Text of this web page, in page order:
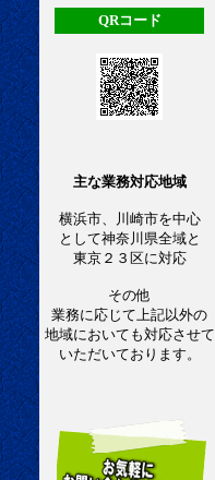
QRコード
主な業務対応地域
横浜市、川崎市を中心
として神奈川県全域と
東京２３区に対応
その他
業務に応じて上記以外の
地域においても対応させて
いただいております。